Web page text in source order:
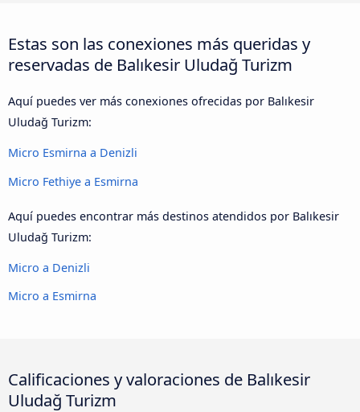
Estas son las conexiones más queridas y
reservadas de Balıkesir Uludağ Turizm
Aquí puedes ver más conexiones ofrecidas por Balıkesir
Uludağ Turizm:
Micro Esmirna a Denizli
Micro Fethiye a Esmirna
Aquí puedes encontrar más destinos atendidos por Balıkesir
Uludağ Turizm:
Micro a Denizli
Micro a Esmirna
Calificaciones y valoraciones de Balıkesir
Uludağ Turizm